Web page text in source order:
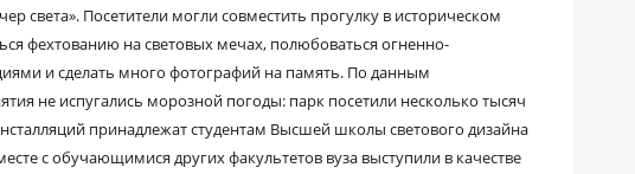
света». Посетители могли совместить прогулку в историческом
фехтованию на световых мечах, полюбоваться огненно-
и сделать много фотографий на память. По данным
не испугались морозной погоды: парк посетили несколько тысяч
принадлежат студентам Высшей школы светового дизайна
с обучающимися других факультетов вуза выступили в качестве